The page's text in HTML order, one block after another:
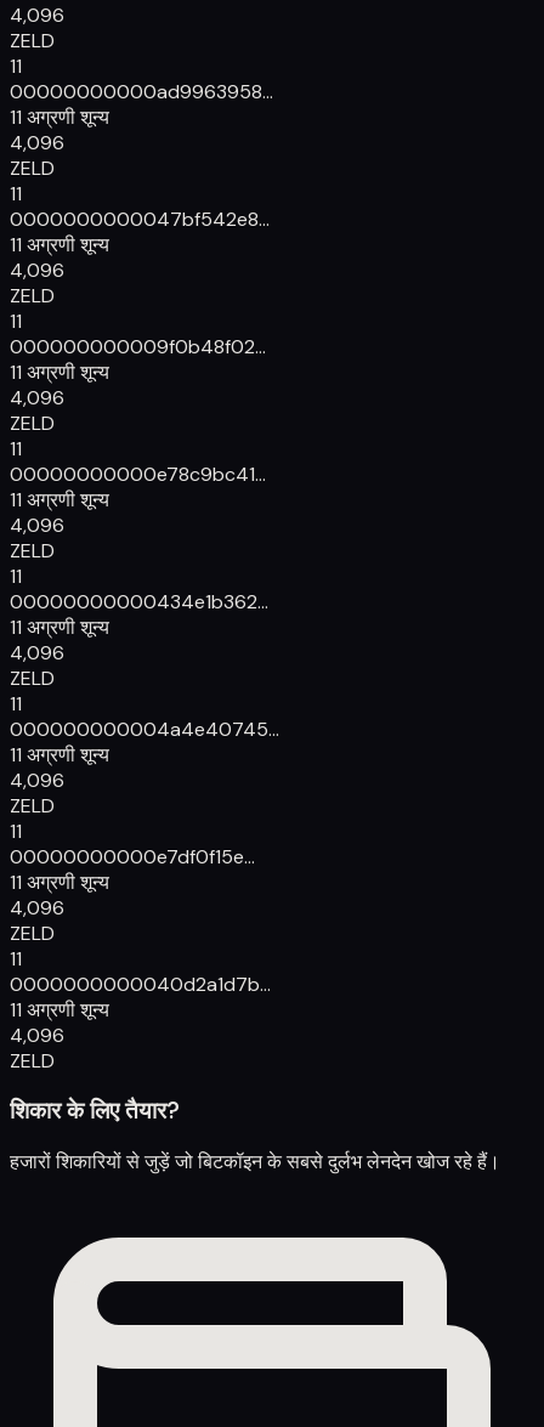
4,096
ZELD
11
00000000000ad9963958...
11 अग्रणी शून्य
4,096
ZELD
11
0000000000047bf542e8...
11 अग्रणी शून्य
4,096
ZELD
11
000000000009f0b48f02...
11 अग्रणी शून्य
4,096
ZELD
11
00000000000e78c9bc41...
11 अग्रणी शून्य
4,096
ZELD
11
00000000000434e1b362...
11 अग्रणी शून्य
4,096
ZELD
11
000000000004a4e40745...
11 अग्रणी शून्य
4,096
ZELD
11
00000000000e7df0f15e...
11 अग्रणी शून्य
4,096
ZELD
11
0000000000040d2a1d7b...
11 अग्रणी शून्य
4,096
ZELD
शिकार के लिए तैयार?
हजारों शिकारियों से जुड़ें जो बिटकॉइन के सबसे दुर्लभ लेनदेन खोज रहे हैं।